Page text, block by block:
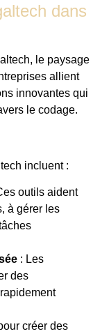
dans
le paysage
allient
innovantes qui
le codage.
incluent :
outils aident
à gérer les
: Les
des
créer des